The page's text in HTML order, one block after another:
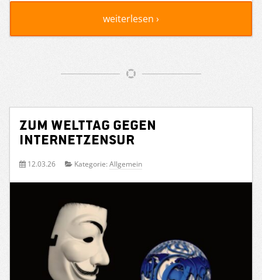
weiterlesen ›
Zum Welttag gegen
Internetzensur
12.03.26 Kategorie: Allgemein